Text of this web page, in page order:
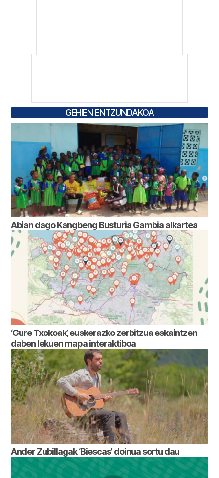
GEHIEN ENTZUNDAKOA
Abian dago Kangbeng Busturia Gambia alkartea
‘Gure Txokoak’, euskerazko zerbitzua eskaintzen
daben lekuen mapa interaktiboa
Ander Zubillagak ‘Biescas’ doinua sortu dau